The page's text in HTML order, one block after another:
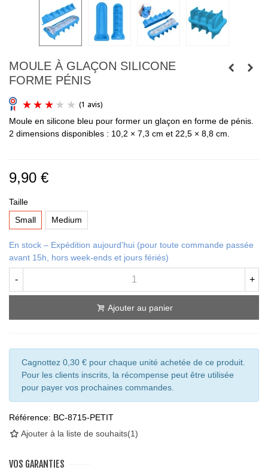
MOULE À GLAÇON SILICONE
FORME PÉNIS
Moule en silicone bleu pour former un glaçon en forme de pénis.
2 dimensions disponibles : 10,2 × 7,3 cm et 22,5 × 8,8 cm.
9,90 €
Taille
Small
Medium
En stock – Expédition aujourd'hui (pour toute commande passée
avant 15h, hors week-ends et jours fériés)
- +
Ajouter au panier
Cagnottez 0,30 € pour chaque unité achetée de ce produit.
Pour les clients inscrits, la récompense peut être utilisée
pour payer vos prochaines commandes.
Référence: BC-8715-PETIT
Ajouter à la liste de souhaits(1)
VOS GARANTIES